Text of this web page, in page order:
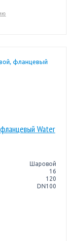
Water
Шаровой
16
120
DN100